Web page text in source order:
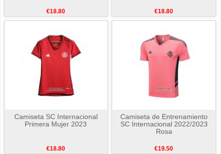
€18.80 €18.80
Camiseta SC Internacional
Primera Mujer 2023
€18.80
Camiseta de Entrenamiento
SC Internacional 2022/2023
Rosa
€19.50